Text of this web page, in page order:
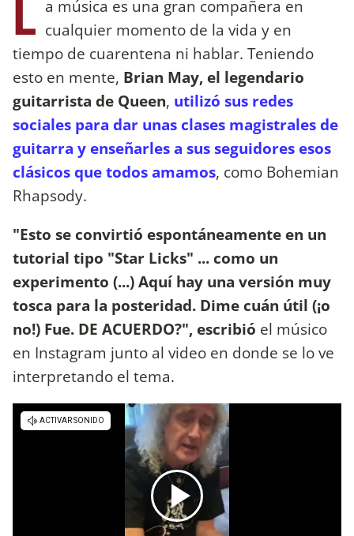
L a música es una gran compañera en
cualquier momento de la vida y en
tiempo de cuarentena ni hablar. Teniendo
esto en mente, Brian May, el legendario
guitarrista de Queen, utilizó sus redes
sociales para dar unas clases magistrales de
guitarra y enseñarles a sus seguidores esos
clásicos que todos amamos, como Bohemian
Rhapsody.
"Esto se convirtió espontáneamente en un
tutorial tipo "Star Licks" ... como un
experimento (...) Aquí hay una versión muy
tosca para la posteridad. Dime cuán útil (¡o
no!) Fue. DE ACUERDO?", escribió el músico
en Instagram junto al video en donde se lo ve
interpretando el tema.